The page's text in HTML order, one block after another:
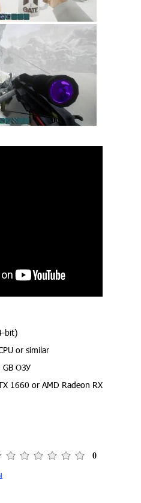
bit)
or similar
GB ОЗУ
1660 or AMD Radeon RX
0